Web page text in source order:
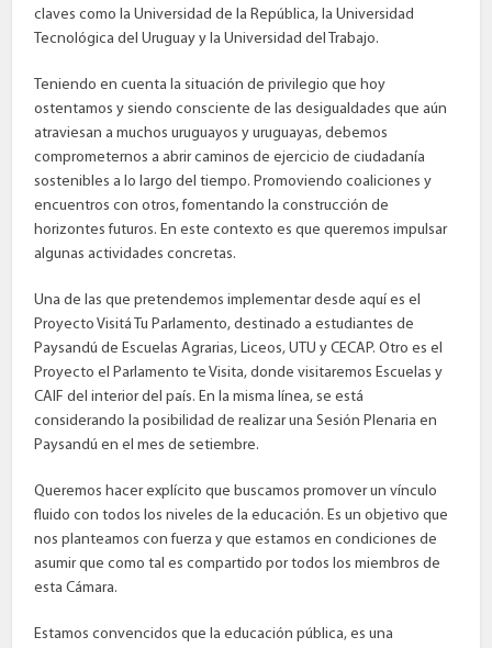
claves como la Universidad de la República, la Universidad
Tecnológica del Uruguay y la Universidad del Trabajo.
Teniendo en cuenta la situación de privilegio que hoy
ostentamos y siendo consciente de las desigualdades que aún
atraviesan a muchos uruguayos y uruguayas, debemos
comprometernos a abrir caminos de ejercicio de ciudadanía
sostenibles a lo largo del tiempo. Promoviendo coaliciones y
encuentros con otros, fomentando la construcción de
horizontes futuros. En este contexto es que queremos impulsar
algunas actividades concretas.
Una de las que pretendemos implementar desde aquí es el
Proyecto Visitá Tu Parlamento, destinado a estudiantes de
Paysandú de Escuelas Agrarias, Liceos, UTU y CECAP. Otro es el
Proyecto el Parlamento te Visita, donde visitaremos Escuelas y
CAIF del interior del país. En la misma línea, se está
considerando la posibilidad de realizar una Sesión Plenaria en
Paysandú en el mes de setiembre.
Queremos hacer explícito que buscamos promover un vínculo
fluido con todos los niveles de la educación. Es un objetivo que
nos planteamos con fuerza y que estamos en condiciones de
asumir que como tal es compartido por todos los miembros de
esta Cámara.
Estamos convencidos que la educación pública, es una